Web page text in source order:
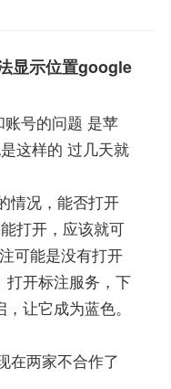
显示位置google
号的问题 是苹
这样的 过几天就
情况，能否打开
打开，应该就可
可能是没有打开
打开标注服务，下
让它成为蓝色。
在两家不合作了